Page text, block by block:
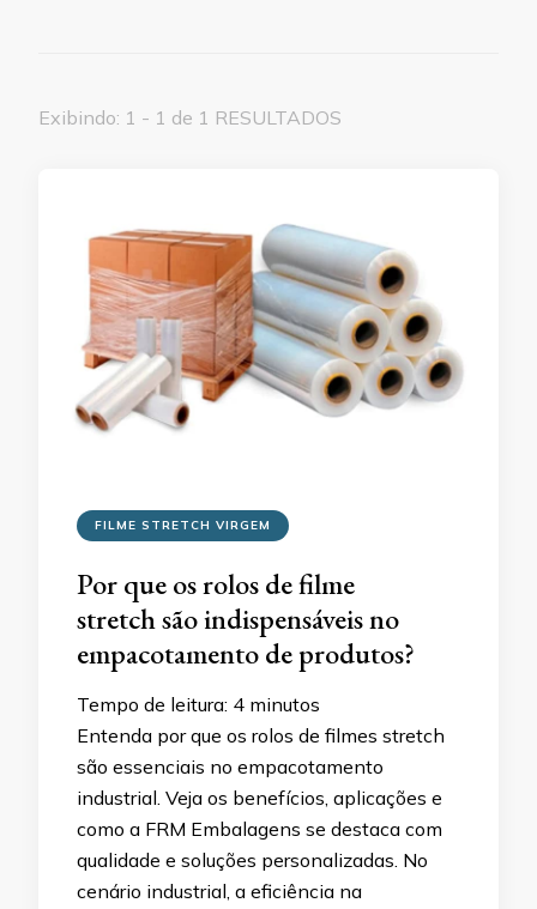
Exibindo: 1 - 1 de 1 RESULTADOS
FILME STRETCH VIRGEM
Por que os rolos de filme
stretch são indispensáveis no
empacotamento de produtos?
Tempo de leitura: 4 minutos
Entenda por que os rolos de filmes stretch
são essenciais no empacotamento
industrial. Veja os benefícios, aplicações e
como a FRM Embalagens se destaca com
qualidade e soluções personalizadas. No
cenário industrial, a eficiência na